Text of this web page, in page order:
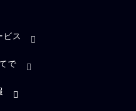
ビス
で